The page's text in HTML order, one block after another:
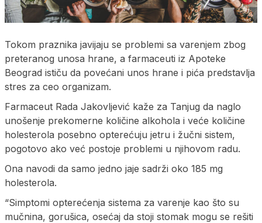
Tokom praznika javijaju se problemi sa varenjem zbog
preteranog unosa hrane, a farmaceuti iz Apoteke
Beograd ističu da povećani unos hrane i pića predstavlja
stres za ceo organizam.
Farmaceut Rada Jakovljević kaže za Tanjug da naglo
unošenje prekomerne količine alkohola i veće količine
holesterola posebno opterećuju jetru i žučni sistem,
pogotovo ako već postoje problemi u njihovom radu.
Ona navodi da samo jedno jaje sadrži oko 185 mg
holesterola.
“Simptomi opterećenja sistema za varenje kao što su
mučnina, gorušica, osećaj da stoji stomak mogu se rešiti